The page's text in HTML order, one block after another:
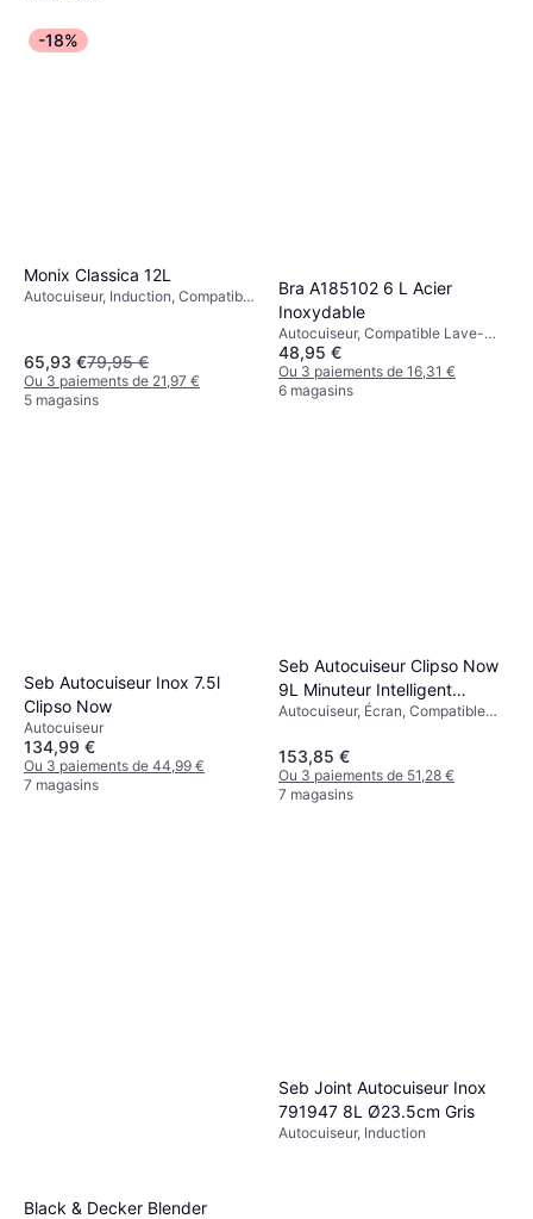
-18%
Monix Classica 12L
Autocuiseur, Induction, Compatible
65,93 €79,95 €
Ou 3 paiements de 21,97 €
5 magasins
Bra A185102 6 L Acier
Inoxydable
Autocuiseur, Compatible Lave-
Vaisselle, Induction, Poignée
Isolante de Chaleur, 9L
48,95 €
Ou 3 paiements de 16,31 €
6 magasins
Seb Autocuiseur Inox 7.5l
Clipso Now
Autocuiseur
134,99 €
Ou 3 paiements de 44,99 €
7 magasins
Seb Autocuiseur Clipso Now
9L Minuteur Intelligent
Induction
Autocuiseur, Écran, Compatible
Minuterie, Induction, Poignée
Isolante de Chaleur, 9L
153,85 €
Ou 3 paiements de 51,28 €
7 magasins
Black & Decker Blender
Seb Joint Autocuiseur Inox
791947 8L Ø23.5cm Gris
Autocuiseur, Induction